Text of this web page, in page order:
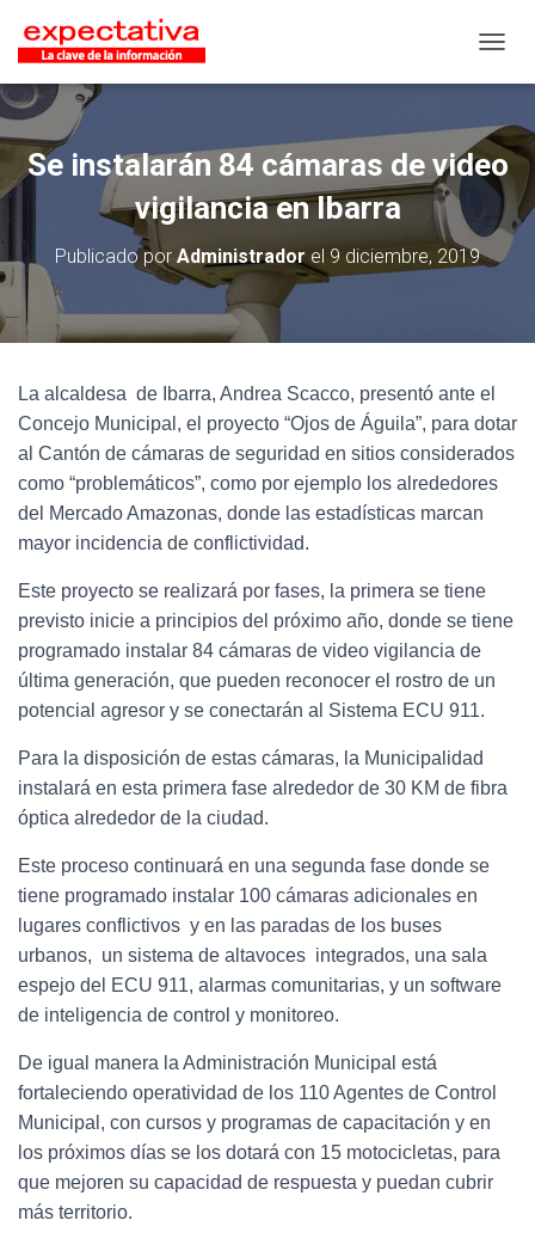
Se instalarán 84 cámaras de video
vigilancia en Ibarra
Publicado por Administrador el 9 diciembre, 2019
La alcaldesa de Ibarra, Andrea Scacco, presentó ante el
Concejo Municipal, el proyecto “Ojos de Águila”, para dotar
al Cantón de cámaras de seguridad en sitios considerados
como “problemáticos”, como por ejemplo los alrededores
del Mercado Amazonas, donde las estadísticas marcan
mayor incidencia de conflictividad.
Este proyecto se realizará por fases, la primera se tiene
previsto inicie a principios del próximo año, donde se tiene
programado instalar 84 cámaras de video vigilancia de
última generación, que pueden reconocer el rostro de un
potencial agresor y se conectarán al Sistema ECU 911.
Para la disposición de estas cámaras, la Municipalidad
instalará en esta primera fase alrededor de 30 KM de fibra
óptica alrededor de la ciudad.
Este proceso continuará en una segunda fase donde se
tiene programado instalar 100 cámaras adicionales en
lugares conflictivos y en las paradas de los buses
urbanos, un sistema de altavoces integrados, una sala
espejo del ECU 911, alarmas comunitarias, y un software
de inteligencia de control y monitoreo.
De igual manera la Administración Municipal está
fortaleciendo operatividad de los 110 Agentes de Control
Municipal, con cursos y programas de capacitación y en
los próximos días se los dotará con 15 motocicletas, para
que mejoren su capacidad de respuesta y puedan cubrir
más territorio.